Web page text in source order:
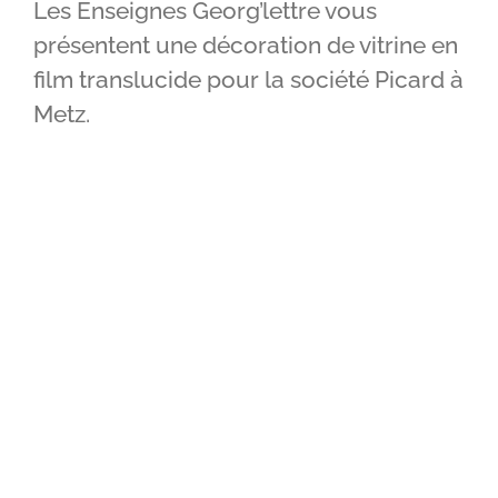
IMPRIMERIE
RÉALISATIONS
Les Enseignes Georg’lettre vous
présentent une décoration de vitrine en
film translucide pour la société Picard à
Metz.